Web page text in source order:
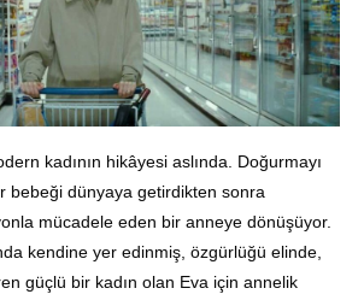
kadının hikâyesi aslında. Doğurmayı
bebeği dünyaya getirdikten sonra
mücadele eden bir anneye dönüşüyor.
kendine yer edinmiş, özgürlüğü elinde,
güçlü bir kadın olan Eva için annelik